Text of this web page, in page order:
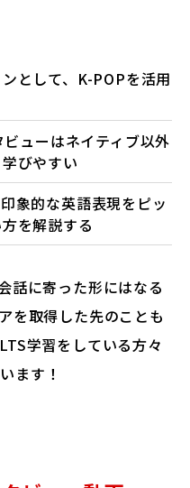
として、K-POPを活用
ューはネイティブ以外
びやすい
象的な英語表現をピッ
を解説する
話に寄った形にはなる
を取得した先のことも
学習をしている方々
ます！